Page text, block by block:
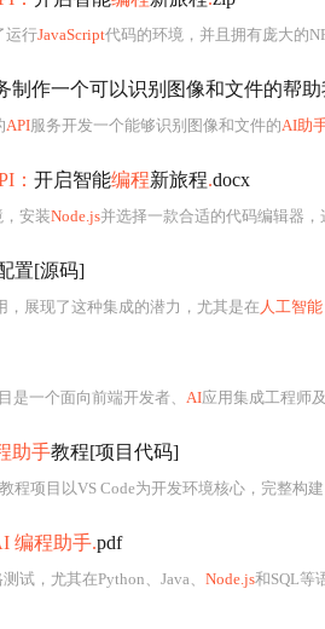
运行JavaScript代码的环境，并且拥有庞大的NPM包管理系统，开
制作一个可以识别图像和文件的帮
API服务开发一个能够识别图像和文件的AI助
： 开启智能编程新旅程.docx
安装Node.js并选择一款合适的代码编辑器，
置[源码]
，展现了这种集成的潜力，尤其是在 人工智能
是一个面向前端开发者、 AI应用集成工程师
助手教程[项目代码]
教程项目以VS Code为开发环境核心，完整构建了一
编程助手.pdf
试，尤其在Python、Java、 Node.js和SQL等